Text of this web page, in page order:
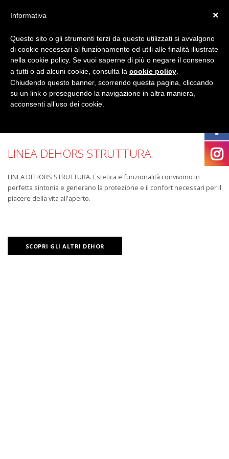
LINEA DEHORS STRUTTURA
LINEA DEHORS STRUTTURA. Estetica e funzionalità convivono in
perfetta sintonia e generano la protezione e il confort necessari per il
piacere della vita all'aperto.
SCOPRI GLI ALTRI DEHOR
×
Informativa
Questo sito o gli strumenti terzi da questo utilizzati si avvalgono
di cookie necessari al funzionamento ed utili alle finalità illustrate
nella cookie policy. Se vuoi saperne di più o negare il consenso
a tutti o ad alcuni cookie, consulta la cookie policy
Chiudendo questo banner, scorrendo questa pagina, cliccando
su un link o proseguendo la navigazione in altra maniera,
acconsenti all’uso dei cookie.